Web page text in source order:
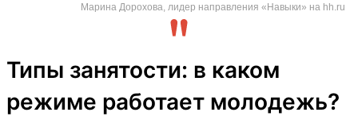
Марина Дорохова, лидер направления «Навыки» на hh.ru
Типы занятости: в каком
режиме работает молодежь?